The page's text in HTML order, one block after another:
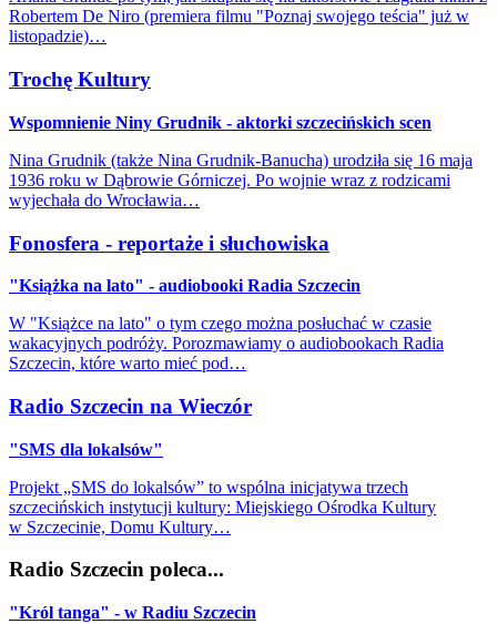
Robertem De Niro (premiera filmu "Poznaj swojego teścia" już w
listopadzie)…
Trochę Kultury
Wspomnienie Niny Grudnik - aktorki szczecińskich scen
Nina Grudnik (także Nina Grudnik-Banucha) urodziła się 16 maja
1936 roku w Dąbrowie Górniczej. Po wojnie wraz z rodzicami
wyjechała do Wrocławia…
Fonosfera - reportaże i słuchowiska
"Książka na lato" - audiobooki Radia Szczecin
W "Książce na lato" o tym czego można posłuchać w czasie
wakacyjnych podróży. Porozmawiamy o audiobookach Radia
Szczecin, które warto mieć pod…
Radio Szczecin na Wieczór
"SMS dla lokalsów"
Projekt „SMS do lokalsów” to wspólna inicjatywa trzech
szczecińskich instytucji kultury: Miejskiego Ośrodka Kultury
w Szczecinie, Domu Kultury…
Radio Szczecin poleca...
"Król tanga" - w Radiu Szczecin